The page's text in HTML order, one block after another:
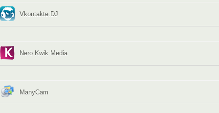
Vkontakte.DJ
Nero Kwik Media
ManyCam